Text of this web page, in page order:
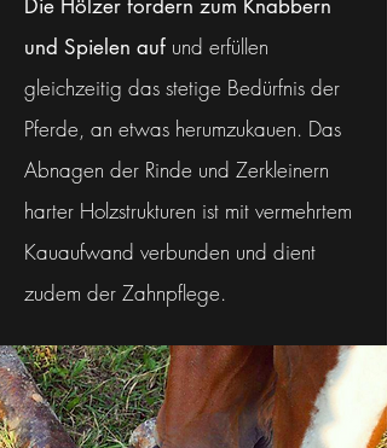
Die Hölzer fordern zum Knabbern
und Spielen auf und erfüllen
gleichzeitig das stetige Bedürfnis der
Pferde, an etwas herumzukauen. Das
Abnagen der Rinde und Zerkleinern
harter Holzstrukturen ist mit vermehrtem
Kauaufwand verbunden und dient
zudem der Zahnpflege.